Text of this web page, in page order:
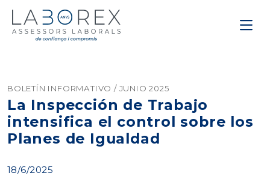
BOLETÍN INFORMATIVO / JUNIO 2025
La Inspección de Trabajo
intensifica el control sobre los
Planes de Igualdad
18/6/2025